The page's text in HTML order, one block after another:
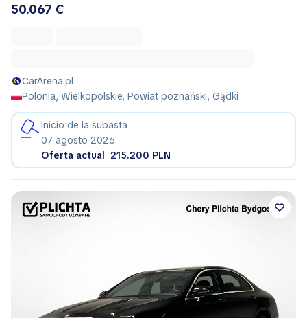
50.067 €
CarArena.pl
Polonia, Wielkopolskie, Powiat poznański, Gądki
Inicio de la subasta
07 agosto 2026
Oferta actual 215.200 PLN